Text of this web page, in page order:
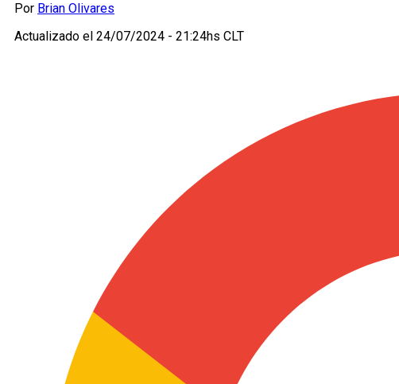
Por Brian Olivares
Actualizado el 24/07/2024 - 21:24hs CLT